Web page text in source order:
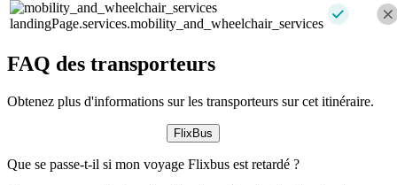
landingPage.services.mobility_and_wheelchair_services
FAQ des transporteurs
Obtenez plus d'informations sur les transporteurs sur cet itinéraire.
FlixBus
Que se passe-t-il si mon voyage Flixbus est retardé ?